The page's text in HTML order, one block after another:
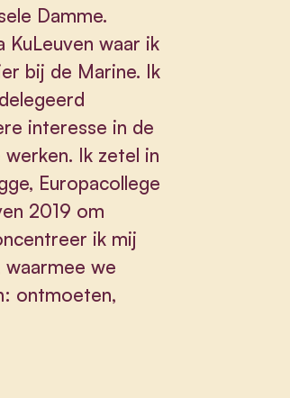
Damme.
KuLeuven waar ik
bij de Marine. Ik
interesse in de
Ik zetel in
Europacollege
2019 om
ik mij
waarmee we
ontmoeten,